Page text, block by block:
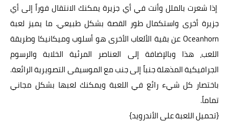
إذا شعرت بالملل وأنت في أي جزيرة يمكنك الانتقال فوراً إلى أي
جزيرة أخرى واستكمال طور القصة بشكل طبيعي. ما يميز لعبة
Oceanhorn عن بقية الألعاب الأخرى هو أسلوب وميكانيكا وطريقة
اللعب، هذا وبالإضافة إلى العناصر المرئية الخلابة والرسوم
الجرافيكية المذهلة جنباً إلى جنب مع الموسيقى التصويرية الرائعة.
باختصار كل شيء رائع في اللعبة ويمكنك لعبها بشكل مجاني
تماماً.
{تحميل اللعبة على الأندرويد}